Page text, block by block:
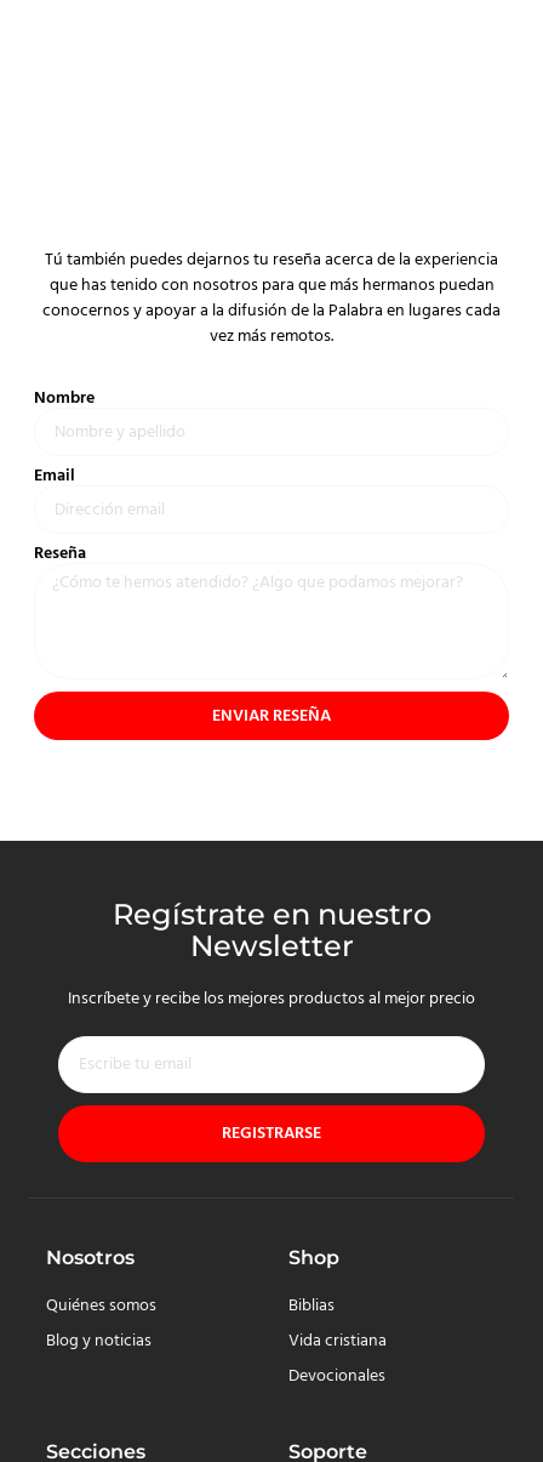
Tú también puedes dejarnos tu reseña acerca de la experiencia
que has tenido con nosotros para que más hermanos puedan
conocernos y apoyar a la difusión de la Palabra en lugares cada
vez más remotos.
Nombre
Email
Reseña
ENVIAR RESEÑA
Regístrate en nuestro
Newsletter
Inscríbete y recibe los mejores productos al mejor precio
REGISTRARSE
Nosotros
Quiénes somos
Blog y noticias
Shop
Biblias
Vida cristiana
Devocionales
Secciones Soporte